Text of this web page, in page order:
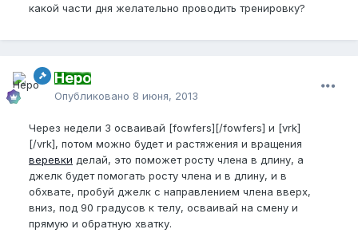
какой части дня желательно проводить тренировку?
Неро
Опубликовано 8 июня, 2013
Через недели 3 осваивай [fowfers][/fowfers] и [vrk]
[/vrk], потом можно будет и растяжения и вращения
веревки делай, это поможет росту члена в длину, а
джелк будет помогать росту члена и в длину, и в
обхвате, пробуй джелк с направлением члена вверх,
вниз, под 90 градусов к телу, осваивай на смену и
прямую и обратную хватку.